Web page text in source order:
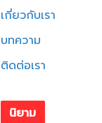
เกี่ยวกับเรา
บทความ
ติดต่อเรา
นิยาม